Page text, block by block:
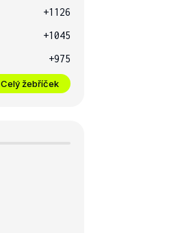
+1126
+1045
+975
Celý žebříček